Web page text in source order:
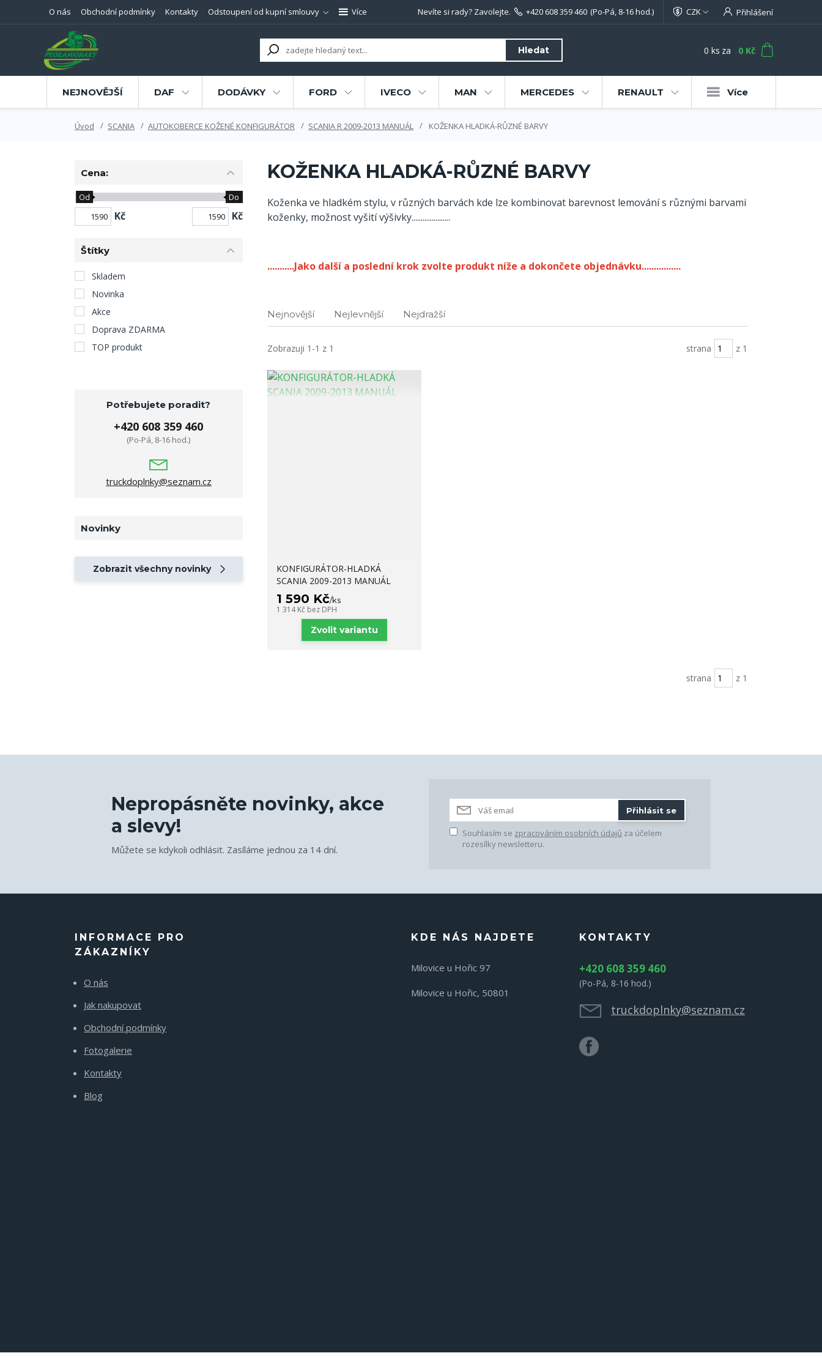
O nás Obchodní podmínky Kontakty Odstoupení od kupní smlouvy Více CZK Přihlášení
Hledat
Nevíte si rady? Zavolejte. +420 608 359 460 (Po-Pá, 8-16 hod.)
0 ks za 0 Kč
NEJNOVĚJŠÍ DAF DODÁVKY FORD IVECO MAN MERCEDES RENAULT Více
Úvod SCANIA AUTOKOBERCE KOŽENÉ KONFIGURÁTOR SCANIA R 2009-2013 MANUÁL KOŽENKA HLADKÁ-RŮZNÉ BARVY
KOŽENKA HLADKÁ-RŮZNÉ BARVY
Koženka ve hladkém stylu, v různých barvách kde lze kombinovat barevnost lemování s různými barvami
koženky, možnost vyšití výšivky.....................
...........Jako další a poslední krok zvolte produkt níže a dokončete objednávku................
Nejnovější Nejlevnější Nejdražší
Zobrazuji 1-1 z 1 strana z 1
KONFIGURÁTOR-HLADKÁ
SCANIA 2009-2013 MANUÁL
1 590 Kč/ks
1 314 Kč bez DPH
Zvolit variantu
strana z 1
Cena:
Kč
Od Do
Kč
Štítky
Skladem
Novinka
Akce
Doprava ZDARMA
TOP produkt
Potřebujete poradit?
+420 608 359 460
(Po-Pá, 8-16 hod.)
truckdoplnky@seznam.cz
Novinky
Zobrazit všechny novinky
Nepropásněte novinky, akce
a slevy!
Můžete se kdykoli odhlásit. Zasíláme jednou za 14 dní.
Přihlásit se
Souhlasím se zpracováním osobních údajů za účelem
rozesílky newsletteru.
INFORMACE PRO
ZÁKAZNÍKY
O nás
Jak nakupovat
Obchodní podmínky
Fotogalerie
Kontakty
Blog
KDE NÁS NAJDETE
Milovice u Hořic 97
Milovice u Hořic, 50801
KONTAKTY
+420 608 359 460
(Po-Pá, 8-16 hod.)
truckdoplnky@seznam.cz